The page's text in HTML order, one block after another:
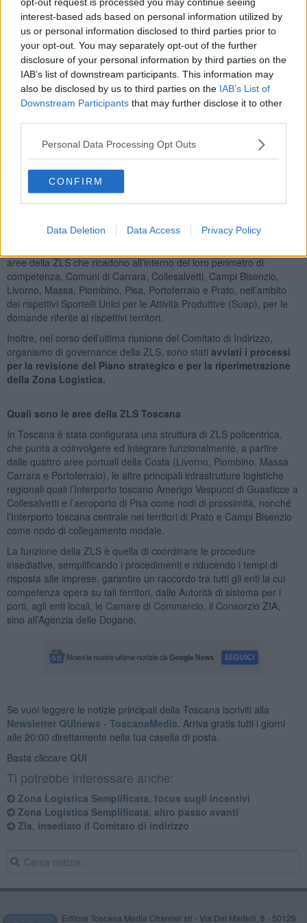
interest-based ads based on personal information utilized by
us or personal information disclosed to third parties prior to
your opt-out. You may separately opt-out of the further
disclosure of your personal information by third parties on the
IAB’s list of downstream participants. This information may
also be disclosed by us to third parties on the IAB’s List of
Downstream Participants that may further disclose it to other
Personal Data Processing Opt Outs
CONFIRM
Data Deletion Data Access Privacy Policy
complessivamente richieste dalle Regioni ZLS ed è un risultato che
dimostra la bontà della strada intrapresa e dell’intenso lavoro di
squadra che sta vedendo la stretta collaborazione tra gli uffici
regionali, i Comuni del territorio e le Autorità di Sistema Portuale del
Mar Tirreno settentrionale e del Mar Ligure Orientale”.
Nell’occasione, Giani e Nardini ricordano che dallo scorso 30 Marzo
le imprese possono presentare le domande per l'Autorizzazione
Unica della Zona Logistica Semplificata (ZLS) della Toscana.
L’apertura dello ‘Sportello Unico ZLS’ sulla piattaforma
regionale– fanno notare - non ha rappresentato solo un
passaggio tecnico, ma un momento fondamentale e un traguardo
di sistema”.
autorizzazioni, sono state individuate le Autorità di Sistema Portuale
aree della ZLS che ricadono all’interno del loro perimetro di
competenza, Comuni di Carrara, Collesalvetti, Campi Bisenzio,
Livorno, Massa, Piombino, Pisa, Portoferraio e Prato, nell’ambito
dei rispettivi Sportelli Unici per le Attività Produttive (Suap), per le
domande riferite ai rispettivi territori.
Inoltre, nel corso dell’ultima riunione del Comitato di Indirizzo,
organismo di governance della ZLS, sono stati avviati i processi
per la revisione del Piano strategico e per la riperimetrazione
della Zona Logistica.
Quali sono le aree della ZLS Toscana
In Toscana è stata configurata una struttura di ZLS policentrica,
che punta a coinvolgere ed integrare funzionalmente, a partire
dalle quattro aree portuali della Costa (Livorno, Piombino, Massa
Carrara e Portoferraio), le altre principali infrastrutture logistiche
regionali quali l’Interporto toscano Amerigo Vespucci di Guasticce a
Collesalvetti e l’aeroporto di Pisa come nodi di prossimità, nonché
l’Interporto toscana centrale nei territori di Prato e Campi Bisenzio
come nodo di collegamento modale.
La funzione della ZLS è quella di coordinare le procedure
insediative, semplificando i procedimenti e riducendo i tempi di
risposta alle imprese, garantire un raccordo tra tutti gli enti la cui
competenza opera su tali territori, dalle Autorità di sistema per i
porti, agli enti locali, le Camere di Commercio, il Consorzio ZIA,
sino all’Agenzia delle Dogane.
Se vuoi leggere le notizie principali della Toscana iscriviti alla
Newsletter QUInews - ToscanaMedia. Arriva gratis tutti i giorni
alle 20:00 direttamente nella tua casella di posta.
Basta cliccare QUI
Ti potrebbe interessare anche:
Zona Logistica Semplificata, focus sugli incentivi
Zona Logistica Semplificata, altro passo avanti
Zls, insediato il Comitato di indirizzo
Editore Toscana Media Channel srl - Via Dei Martelli, 8 - 50129